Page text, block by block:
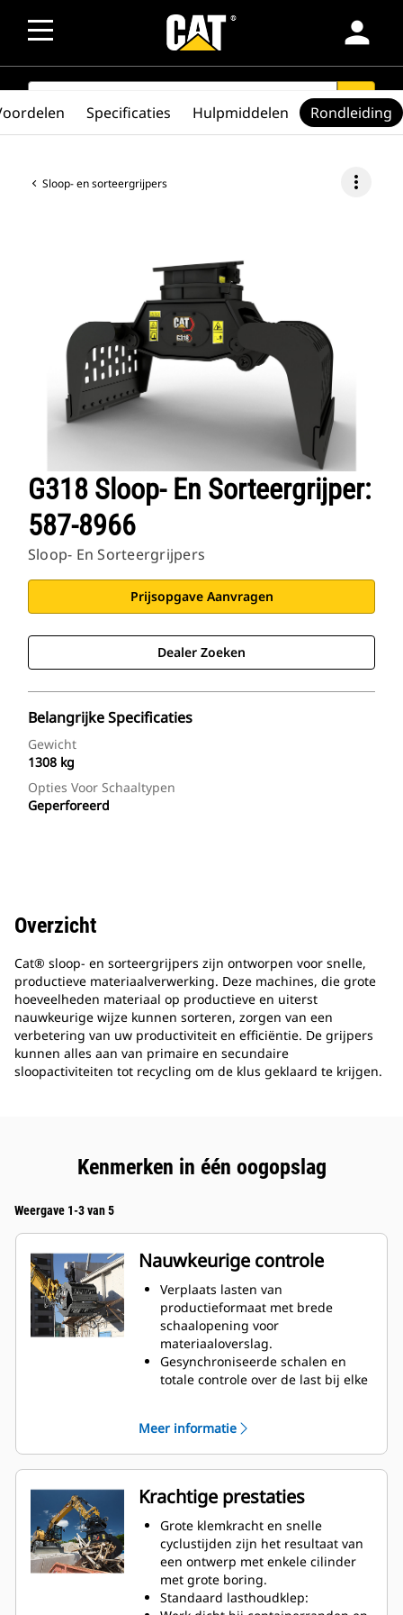
person
SEARCH search
Sloop- en sorteergrijpers more_vert
G318 Sloop- En Sorteergrijper:
587-8966
Sloop- En Sorteergrijpers
Prijsopgave Aanvragen
Dealer Zoeken
Belangrijke Specificaties
Gewicht
1308 kg
Opties Voor Schaaltypen
Geperforeerd
Specificaties Hulpmiddelen Rondleiding
Overzicht
Cat® sloop- en sorteergrijpers zijn ontworpen voor snelle,
productieve materiaalverwerking. Deze machines, die grote
hoeveelheden materiaal op productieve en uiterst
nauwkeurige wijze kunnen sorteren, zorgen van een
verbetering van uw productiviteit en efficiëntie. De grijpers
kunnen alles aan van primaire en secundaire
sloopactiviteiten tot recycling om de klus geklaard te krijgen.
Kenmerken in één oogopslag
Weergave 1-3 van 5
Nauwkeurige controle
Verplaats lasten van
productieformaat met brede
schaalopening voor
materiaaloverslag.
Gesynchroniseerde schalen en
totale controle over de last bij elke
Behoud de greep op grote lasten
of verzamel, sorteer en plaats
kleine materialen met overbeet-
stops voor contact van rand tot
rand tussen de kaken en ter
voorkoming van overbeet.
Verwijder vuil en andere fijne
materialen via puinbakken en
geperforeerde schalen, waardoor
de machinist tevens goed zicht
Meer informatie
Krachtige prestaties
Grote klemkracht en snelle
cyclustijden zijn het resultaat van
een ontwerp met enkele cilinder
met grote boring.
Standaard lasthoudklep: